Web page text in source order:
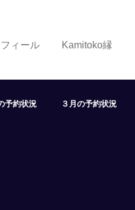
ィール Kamitoko縁
予約状況 ３月の予約状況